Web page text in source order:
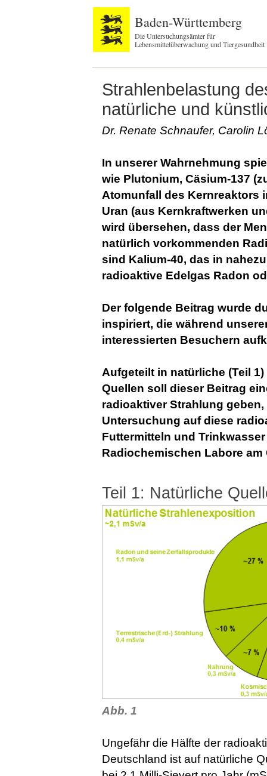
Baden-Württemberg
Die Untersuchungsämter für
Lebensmittelüberwachung und Tiergesundheit
Strahlenbelastung
natürliche und
Dr. Renate Schnaufer, Carolin
In unserer Wahrnehmung
wie Plutonium, Cäsium-137
Atomunfall des Kernreaktors
Uran (aus Kernkraftwerken
wird übersehen, dass der
natürlich vorkommenden
sind Kalium-40, das in
radioaktive Edelgas Radon
Der folgende Beitrag wurde
inspiriert, die während
interessierten Besuchern
Aufgeteilt in natürliche (Teil
Quellen soll dieser Beitrag
radioaktiver Strahlung
Untersuchung auf diese
Futtermitteln und
Radiochemischen Labore
Teil 1: Natürliche
Abb. 1
Ungefähr die Hälfte der
Deutschland ist auf natürliche